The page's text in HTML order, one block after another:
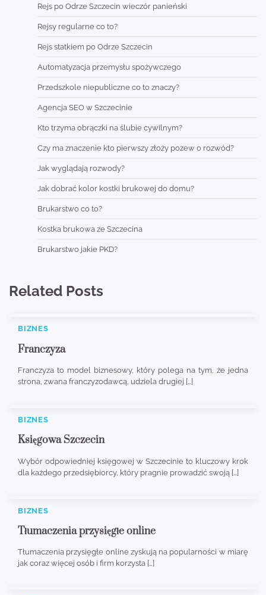
Rejs po Odrze Szczecin wieczór panieński
Rejsy regularne co to?
Rejs statkiem po Odrze Szczecin
Automatyzacja przemysłu spożywczego
Przedszkole niepubliczne co to znaczy?
Agencja SEO w Szczecinie
Kto trzyma obrączki na ślubie cywilnym?
Czy ma znaczenie kto pierwszy złoży pozew o rozwód?
Jak wyglądają rozwody?
Jak dobrać kolor kostki brukowej do domu?
Brukarstwo co to?
Kostka brukowa ze Szczecina
Brukarstwo jakie PKD?
Related Posts
BIZNES
Franczyza
Franczyza to model biznesowy, który polega na tym, że jedna
strona, zwana franczyzodawcą, udziela drugiej […]
BIZNES
Księgowa Szczecin
Wybór odpowiedniej księgowej w Szczecinie to kluczowy krok
dla każdego przedsiębiorcy, który pragnie prowadzić swoją […]
BIZNES
Tłumaczenia przysięgłe online
Tłumaczenia przysięgłe online zyskują na popularności w miarę
jak coraz więcej osób i firm korzysta […]